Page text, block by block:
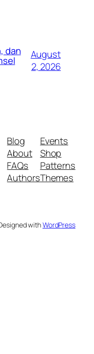
dan
August
2, 2026
Blog
About
FAQs
Authors
Events
Shop
Patterns
Themes
withWordPress